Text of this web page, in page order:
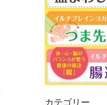
カテゴリー